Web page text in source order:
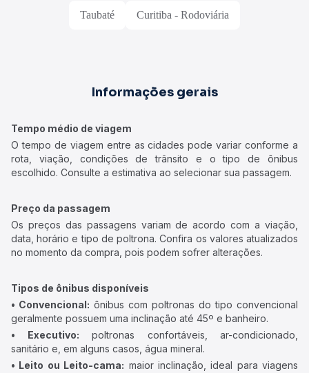
Taubaté Curitiba - Rodoviária
Informações gerais
Tempo médio de viagem
O tempo de viagem entre as cidades pode variar conforme a
rota, viação, condições de trânsito e o tipo de ônibus
escolhido. Consulte a estimativa ao selecionar sua passagem.
Preço da passagem
Os preços das passagens variam de acordo com a viação,
data, horário e tipo de poltrona. Confira os valores atualizados
no momento da compra, pois podem sofrer alterações.
Tipos de ônibus disponíveis
• Convencional: ônibus com poltronas do tipo convencional
geralmente possuem uma inclinação até 45º e banheiro.
• Executivo: poltronas confortáveis, ar-condicionado,
sanitário e, em alguns casos, água mineral.
• Leito ou Leito-cama: maior inclinação, ideal para viagens